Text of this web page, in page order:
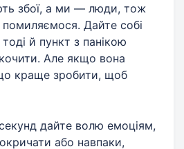
збої, а ми — люди, тож
Дайте собі
й пункт з панікою
Але якщо вона
краще зробити, щоб
дайте волю емоціям,
або навпаки,